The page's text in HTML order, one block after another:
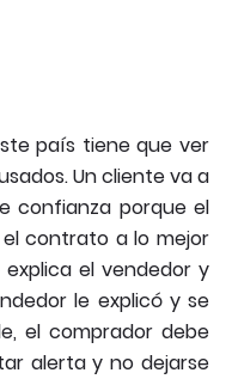
país tiene que ver
Un cliente va a
confianza porque el
el contrato a lo mejor
el vendedor y
le explicó y se
el comprador debe
alerta y no dejarse